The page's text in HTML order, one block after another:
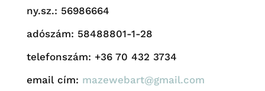
ny.sz.: 56986664
adószám: 58488801-1-28
telefonszám: +36 70 432 3734
email cím: mazewebart@gmail.com